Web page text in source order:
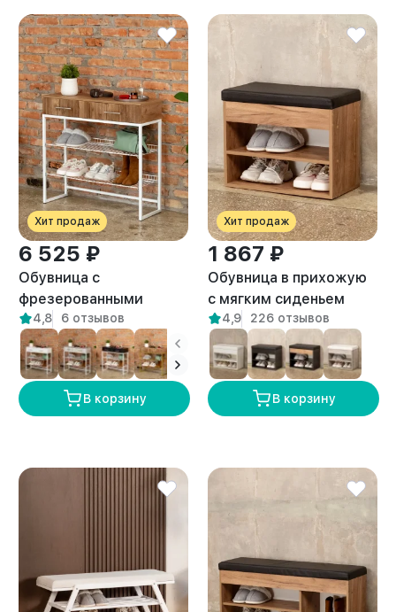
Хит продаж
6 525 ₽
Обувница с
фрезерованными
фасадами Коди белый/
амаретто
4,8 6 отзывов
В корзину
Хит продаж
1 867 ₽
Обувница в прихожую
с мягким сиденьем
Рона амаретто/черный
4,9 226 отзывов
В корзину